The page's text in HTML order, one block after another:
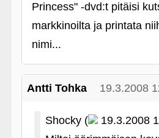
Princess" ‑dvd:t pitäisi
markkinoilta ja printata
nimi...
Antti Tohka 19.3.2008
Shocky (
19.3.2008